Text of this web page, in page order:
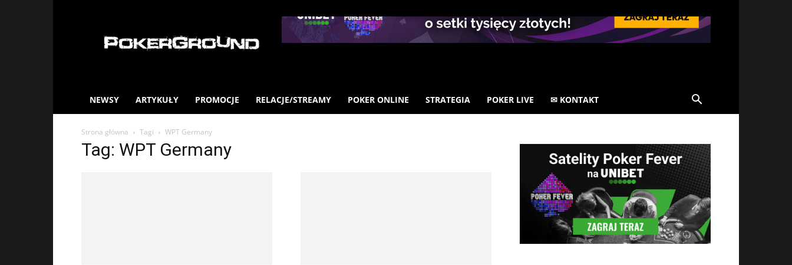
NEWSY ARTYKUŁY PROMOCJE RELACJE/STREAMY POKER ONLINE STRATEGIA POKER LIVE ✉ KONTAKT
Strona główna Tagi WPT Germany
Tag: WPT Germany